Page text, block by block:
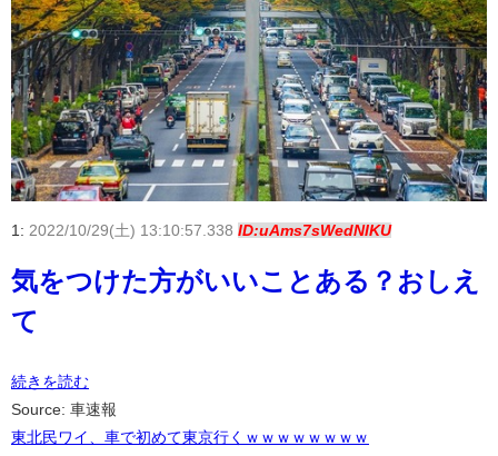
1: 2022/10/29(土) 13:10:57.338 ID:uAms7sWedNIKU
気をつけた方がいいことある？おしえ
て
続きを読む
Source: 車速報
東北民ワイ、車で初めて東京行くｗｗｗｗｗｗｗｗ